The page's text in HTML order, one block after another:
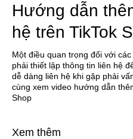
Hướng dẫn
hệ trên TikTok
Một điều quan trọng đối với
phải thiết lập thông tin liên hệ
dễ dàng liên hệ khi gặp phải
cùng xem video hướng dẫn
Shop
Xem thêm